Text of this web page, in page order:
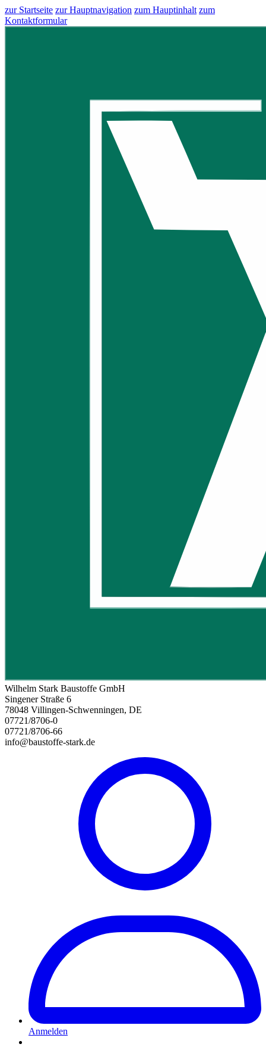
zur Startseite zur Hauptnavigation zum Hauptinhalt zum
Kontaktformular
Wilhelm Stark Baustoffe GmbH
Singener Straße 6
78048 Villingen-Schwenningen, DE
07721/8706-0
07721/8706-66
info@baustoffe-stark.de
Anmelden